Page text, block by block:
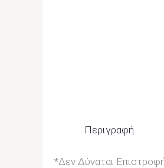
Περιγραφή
*Δεν Δύναται